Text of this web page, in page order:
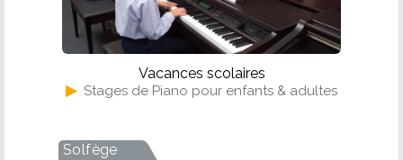
Vacances scolaires
▶ Stages de Piano pour enfants & adultes
Solfège